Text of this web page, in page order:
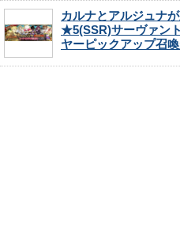
カルナとアルジュナ
★5(SSR)サーヴァン
ヤーピックアップ召